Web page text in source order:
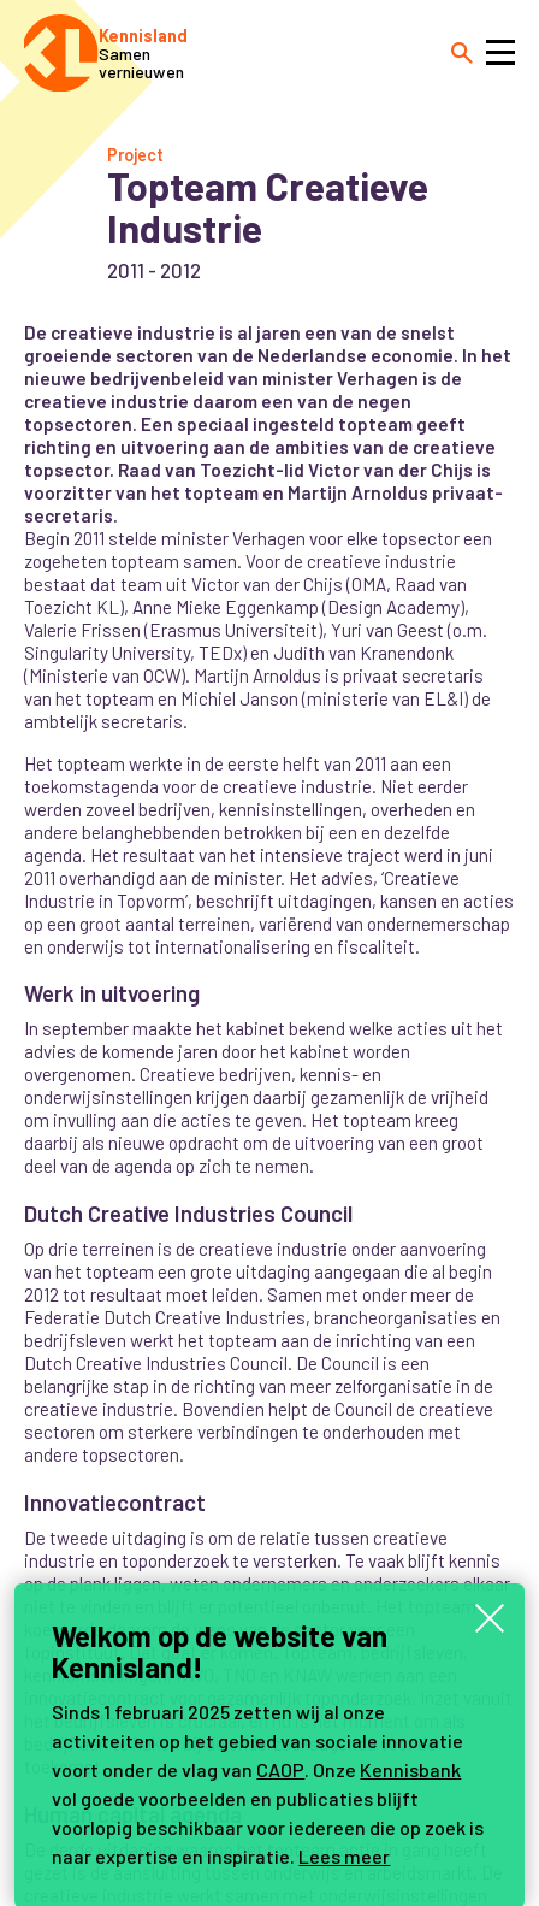
Kennisland
Samen
vernieuwen
Project
Topteam Creatieve
Industrie
2011 - 2012
De creatieve industrie is al jaren een van de snelst
groeiende sectoren van de Nederlandse economie. In het
nieuwe bedrijvenbeleid van minister Verhagen is de
creatieve industrie daarom een van de negen
topsectoren. Een speciaal ingesteld topteam geeft
richting en uitvoering aan de ambities van de creatieve
topsector. Raad van Toezicht-lid Victor van der Chijs is
voorzitter van het topteam en Martijn Arnoldus privaat-
secretaris.
Begin 2011 stelde minister Verhagen voor elke topsector een
zogeheten topteam samen. Voor de creatieve industrie
bestaat dat team uit Victor van der Chijs (OMA, Raad van
Toezicht KL), Anne Mieke Eggenkamp (Design Academy),
Valerie Frissen (Erasmus Universiteit), Yuri van Geest (o.m.
Singularity University, TEDx) en Judith van Kranendonk
(Ministerie van OCW). Martijn Arnoldus is privaat secretaris
van het topteam en Michiel Janson (ministerie van EL&I) de
ambtelijk secretaris.
Het topteam werkte in de eerste helft van 2011 aan een
toekomstagenda voor de creatieve industrie. Niet eerder
werden zoveel bedrijven, kennisinstellingen, overheden en
andere belanghebbenden betrokken bij een en dezelfde
agenda. Het resultaat van het intensieve traject werd in juni
2011 overhandigd aan de minister. Het advies, ‘Creatieve
Industrie in Topvorm’, beschrijft uitdagingen, kansen en acties
op een groot aantal terreinen, variërend van ondernemerschap
en onderwijs tot internationalisering en fiscaliteit.
Werk in uitvoering
In september maakte het kabinet bekend welke acties uit het
advies de komende jaren door het kabinet worden
overgenomen. Creatieve bedrijven, kennis- en
onderwijsinstellingen krijgen daarbij gezamenlijk de vrijheid
om invulling aan die acties te geven. Het topteam kreeg
daarbij als nieuwe opdracht om de uitvoering van een groot
deel van de agenda op zich te nemen.
Dutch Creative Industries Council
Op drie terreinen is de creatieve industrie onder aanvoering
van het topteam een grote uitdaging aangegaan die al begin
2012 tot resultaat moet leiden. Samen met onder meer de
Federatie Dutch Creative Industries, brancheorganisaties en
bedrijfsleven werkt het topteam aan de inrichting van een
Dutch Creative Industries Council. De Council is een
belangrijke stap in de richting van meer zelforganisatie in de
creatieve industrie. Bovendien helpt de Council de creatieve
sectoren om sterkere verbindingen te onderhouden met
andere topsectoren.
Innovatiecontract
De tweede uitdaging is om de relatie tussen creatieve
industrie en toponderzoek te versterken. Te vaak blijft kennis
op de plank liggen, weten ondernemers en onderzoekers elkaar
niet te vinden en blijft er potentieel onbenut. Het topteam
koesterde daarom de wens van de sector voor een
topinstituut. Dat gaat er komen. Topteam, bedrijfsleven,
kennisinstellingen, NWO, TNO en KNAW werken aan een
het bedrijfsleven is cruciaal, en nu is het moment om als
bedrijf aan te haken bij de onderzoeksagenda voor de
toekomst.
Human capital agenda
De derde uitdaging waarop het topteam actie in gang heeft
gezet is de aansluiting tussen onderwijs en arbeidsmarkt. De
Welkom op de website van
Kennisland!
Sinds 1 februari 2025 zetten wij al onze
activiteiten op het gebied van sociale innovatie
voort onder de vlag van CAOP. Onze Kennisbank
vol goede voorbeelden en publicaties blijft
voorlopig beschikbaar voor iedereen die op zoek is
naar expertise en inspiratie. Lees meer